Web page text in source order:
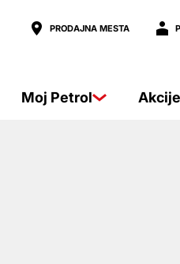
PRODAJNA MESTA
Moj Petrol Akcije